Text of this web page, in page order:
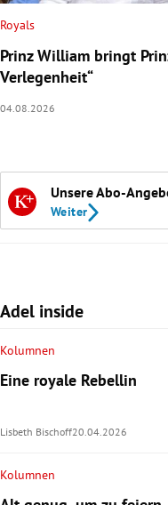
Royals
Prinz William bringt
Verlegenheit“
04.08.2026
Unsere Abo-
Weiter
Adel inside
Kolumnen
Eine royale Rebellin
Lisbeth Bischoff20.04.2026
Kolumnen